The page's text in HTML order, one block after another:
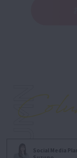
Social Media